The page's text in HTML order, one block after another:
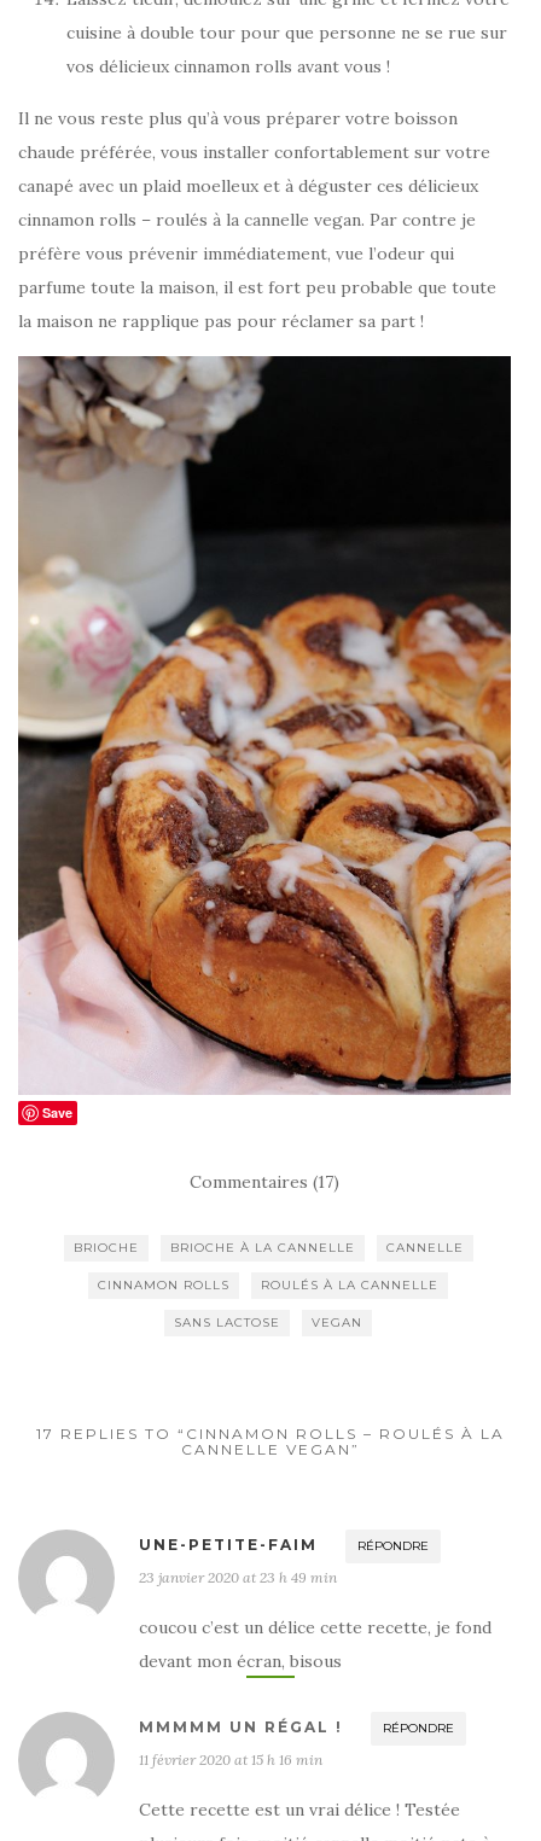
cuisine à double tour pour que personne ne se rue sur
vos délicieux cinnamon rolls avant vous !
Il ne vous reste plus qu’à vous préparer votre boisson
chaude préférée, vous installer confortablement sur votre
canapé avec un plaid moelleux et à déguster ces délicieux
cinnamon rolls – roulés à la cannelle vegan. Par contre je
préfère vous prévenir immédiatement, vue l’odeur qui
parfume toute la maison, il est fort peu probable que toute
la maison ne rapplique pas pour réclamer sa part !
Save
Commentaires (17)
BRIOCHE BRIOCHE À LA CANNELLE CANNELLE
CINNAMON ROLLS ROULÉS À LA CANNELLE
SANS LACTOSE VEGAN
17 REPLIES TO “CINNAMON ROLLS – ROULÉS À LA
CANNELLE VEGAN”
UNE-PETITE-FAIM RÉPONDRE
23 janvier 2020 at 23 h 49 min
coucou c’est un délice cette recette, je fond
devant mon écran, bisous
MMMMM UN RÉGAL ! RÉPONDRE
11 février 2020 at 15 h 16 min
Cette recette est un vrai délice ! Testée